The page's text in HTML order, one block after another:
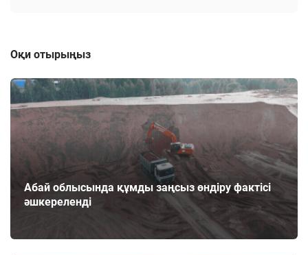
Оқи отырыңыз
Абай облысында құмды заңсыз өндіру фактісі
әшкереленді